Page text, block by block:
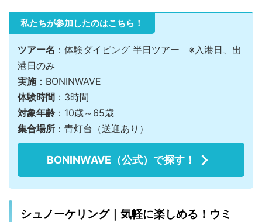
私たちが参加したのはこちら！
ツアー名 ：体験ダイビング 半日ツアー ※入港日、出
港日のみ
実施：BONINWAVE
体験時間 ：3時間
対象年齢 ：10歳～65歳
集合場所 ：青灯台（送迎あり）
BONINWAVE（公式）で探す！
シュノーケリング｜気軽に楽しめる！ウミ